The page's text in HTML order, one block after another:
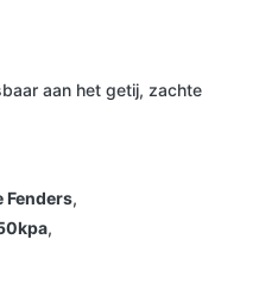
aan het getij, zachte
Fenders,
,